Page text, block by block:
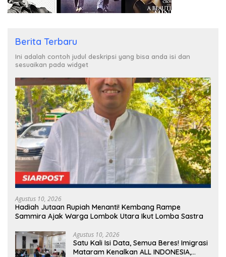
Berita Terbaru
Ini adalah contoh judul deskripsi yang bisa anda isi dan
sesuaikan pada widget
Agustus 10, 2026
Hadiah Jutaan Rupiah Menanti! Kembang Rampe
Sammira Ajak Warga Lombok Utara Ikut Lomba Sastra
Agustus 10, 2026
Satu Kali Isi Data, Semua Beres! Imigrasi
Mataram Kenalkan ALL INDONESIA,